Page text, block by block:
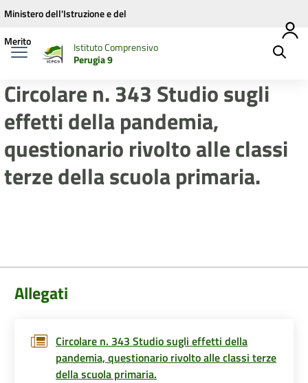
Vai ai contenuti
Vai al menu di navigazione
Vai al footer
Ministero dell'Istruzione e del
Merito
Istituto Comprensivo
Perugia 9
Circolare n. 343 Studio sugli
effetti della pandemia,
questionario rivolto alle classi
terze della scuola primaria.
Allegati
Circolare n. 343 Studio sugli effetti della
pandemia, questionario rivolto alle classi terze
della scuola primaria.